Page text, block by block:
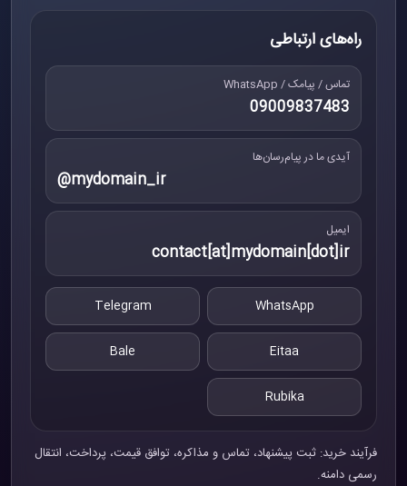
راه‌های ارتباطی
تماس / پیامک / WhatsApp
09009837483
آیدی ما در پیام‌رسان‌ها
@mydomain_ir
ایمیل
contact[at]mydomain[dot]ir
WhatsApp
Telegram
Eitaa
Bale
Rubika
فرآیند خرید: ثبت پیشنهاد، تماس و مذاکره، توافق قیمت، پرداخت، انتقال
رسمی دامنه.